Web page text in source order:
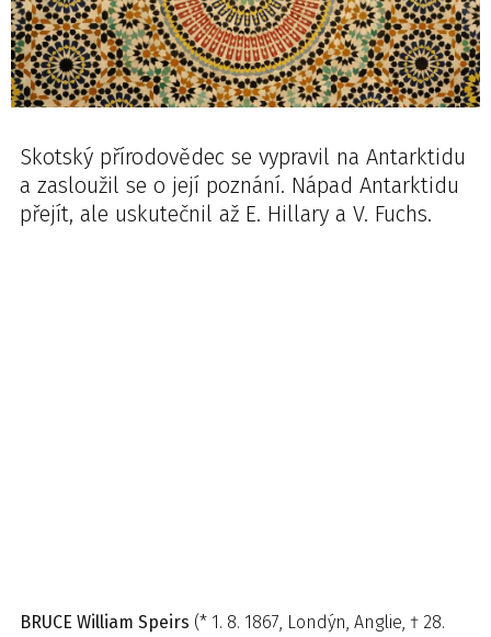
Skotský přírodovědec se vypravil na Antarktidu
a zasloužil se o její poznání. Nápad Antarktidu
přejít, ale uskutečnil až E. Hillary a V. Fuchs.
BRUCE William Speirs (* 1. 8. 1867, Londýn, Anglie, † 28.